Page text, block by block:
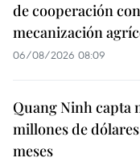
de cooperación
mecanización
06/08/2026 08:09
Quang Ninh capta
millones de
meses